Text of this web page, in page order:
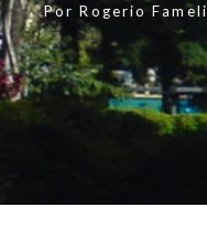
Por Rogerio Fameli